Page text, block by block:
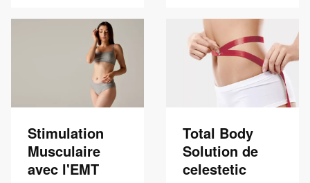
Stimulation
Musculaire
avec l'EMT
Total Body
Solution de
celestetic